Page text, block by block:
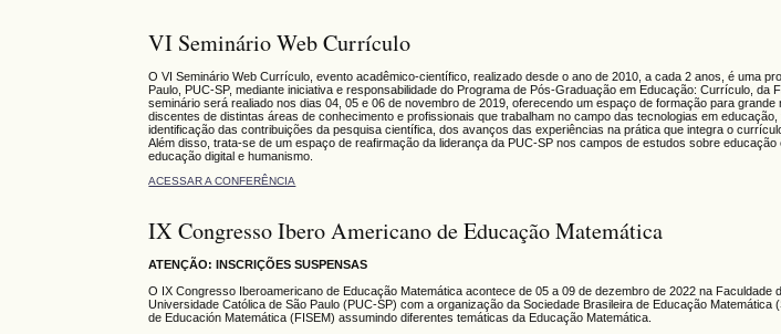
VI Seminário Web Currículo
O VI Seminário Web Currículo, evento acadêmico-científico, realizado desde o ano de 2010, a cada 2 anos, é uma
Paulo, PUC-SP, mediante iniciativa e responsabilidade do Programa de Pós-Graduação em Educação: Currículo, da
seminário será realiado nos dias 04, 05 e 06 de novembro de 2019, oferecendo um espaço de formação para
discentes de distintas áreas de conhecimento e profissionais que trabalham no campo das tecnologias em
identificação das contribuições da pesquisa científica, dos avanços das experiências na prática que integra o
Além disso, trata-se de um espaço de reafirmação da liderança da PUC-SP nos campos de estudos sobre educação
educação digital e humanismo.
ACESSAR A CONFERÊNCIA
IX Congresso Ibero Americano de Educação Matemática
ATENÇÃO: INSCRIÇÕES SUSPENSAS
O IX Congresso Iberoamericano de Educação Matemática acontece de05 a 09 de dezembro de 2022 na Faculdade
Universidade Católica de São Paulo (PUC-SP) com a organização da Sociedade Brasileira de Educação
de Educación Matemática (FISEM) assumindo diferentes temáticas da Educação Matemática.